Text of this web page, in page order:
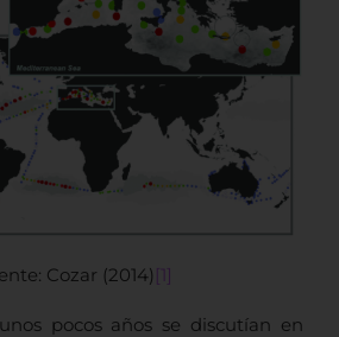
Cozar (2014) [1]
pocos años se discutían en